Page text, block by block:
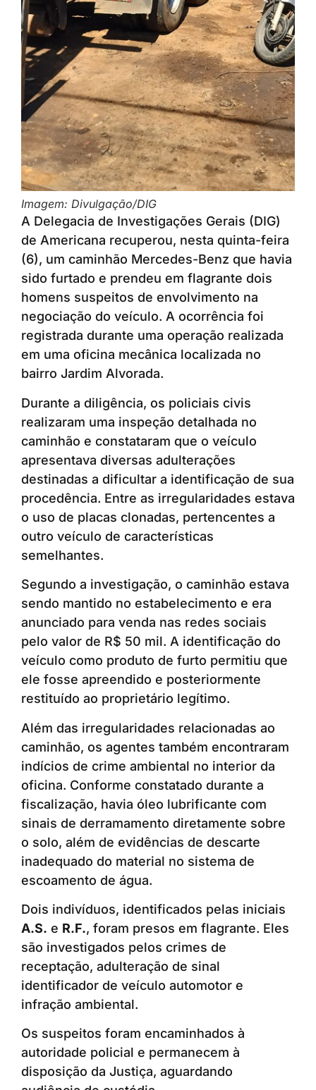
Imagem: Divulgação/DIG
A Delegacia de Investigações Gerais (DIG)
de Americana recuperou, nesta quinta-feira
(6), um caminhão Mercedes-Benz que havia
sido furtado e prendeu em flagrante dois
homens suspeitos de envolvimento na
negociação do veículo. A ocorrência foi
registrada durante uma operação realizada
em uma oficina mecânica localizada no
bairro Jardim Alvorada.
Durante a diligência, os policiais civis
realizaram uma inspeção detalhada no
caminhão e constataram que o veículo
apresentava diversas adulterações
destinadas a dificultar a identificação de sua
procedência. Entre as irregularidades estava
o uso de placas clonadas, pertencentes a
outro veículo de características
semelhantes.
Segundo a investigação, o caminhão estava
sendo mantido no estabelecimento e era
anunciado para venda nas redes sociais
pelo valor de R$ 50 mil. A identificação do
veículo como produto de furto permitiu que
ele fosse apreendido e posteriormente
restituído ao proprietário legítimo.
Além das irregularidades relacionadas ao
caminhão, os agentes também encontraram
indícios de crime ambiental no interior da
oficina. Conforme constatado durante a
fiscalização, havia óleo lubrificante com
sinais de derramamento diretamente sobre
o solo, além de evidências de descarte
inadequado do material no sistema de
escoamento de água.
Dois indivíduos, identificados pelas iniciais
A.S. e R.F., foram presos em flagrante. Eles
são investigados pelos crimes de
receptação, adulteração de sinal
identificador de veículo automotor e
infração ambiental.
Os suspeitos foram encaminhados à
autoridade policial e permanecem à
disposição da Justiça, aguardando